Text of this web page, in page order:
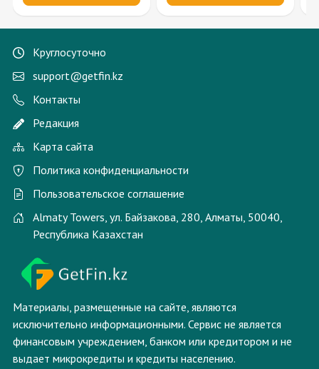
Круглосуточно
support@getfin.kz
Контакты
Редакция
Карта сайта
Политика конфиденциальности
Пользовательское соглашение
Almaty Towers, ул. Байзакова, 280, Алматы, 50040,
Республика Казахстан
Материалы, размещенные на сайте, являются
исключительно информационными. Сервис не является
финансовым учреждением, банком или кредитором и не
выдает микрокредиты и кредиты населению.